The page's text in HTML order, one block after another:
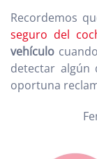
Recordemos
seguro del
vehículo
detectar algún
oportuna